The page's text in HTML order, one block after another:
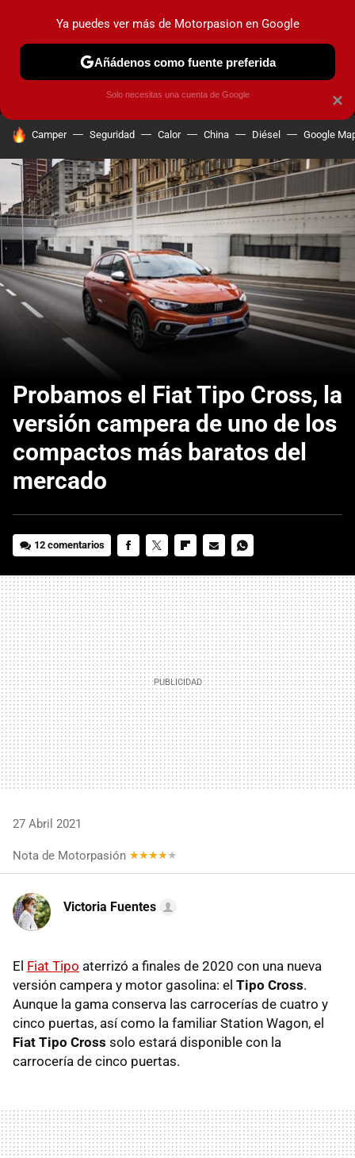
MENÚ NUEVO
COCHES ELÉCTRICOS OBSERVATORIO
HOY SE HABLA DE
Camper Seguridad Calor China Diésel Google
Probamos el Fiat Tipo Cross, la
versión campera de uno de los
compactos más baratos del
mercado
12 comentarios
MAIL
27 Abril 2021
Nota de Motorpasión
Victoria Fuentes
El Fiat Tipo aterrizó a finales de 2020 con una nueva
versión campera y motor gasolina: el Tipo Cross.
Aunque la gama conserva las carrocerías de cuatro y
cinco puertas, así como la familiar Station Wagon, el
Fiat Tipo Cross solo estará disponible con la
carrocería de cinco puertas.
×
Ya puedes ver más de Motorpasion en Google
Añádenos como fuente preferida
Solo necesitas una cuenta de Google